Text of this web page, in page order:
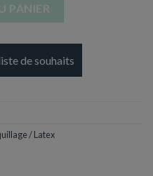
PANIER
de souhaits
/ Latex